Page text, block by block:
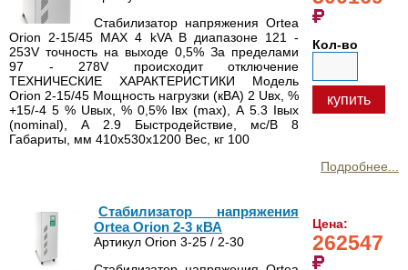
Кол-во
купить
Стабилизатор напряжения Ortea
Orion 2-15/45 MAX 4 kVA В диапазоне 121 -
253V точность на выходе 0,5% За пределами
97 - 278V происходит отключение
ТЕХНИЧЕСКИЕ ХАРАКТЕРИСТИКИ Модель
Orion 2-15/45 Мощность нагрузки (кВА) 2 Uвх, %
+15/-4 5 % Uвых, % 0,5% Iвх (max), А 5.3 Iвых
(nominal), А 2.9 Быстродействие, мс/В 8
Габариты, мм 410х530х1200 Вес, кг 100
Подробнее...
Цена:
262547
Стабилизатор напряжения
Ortea Orion 2-3 кВА
Артикул Orion 3-25 / 2-30